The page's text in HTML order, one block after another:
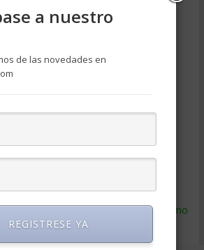
electrónico y web en este
vez que comente.
para reducir el spam.Aprende cómo
de tus comentarios
a nuestro
de las novedades en
REGISTRESE YA